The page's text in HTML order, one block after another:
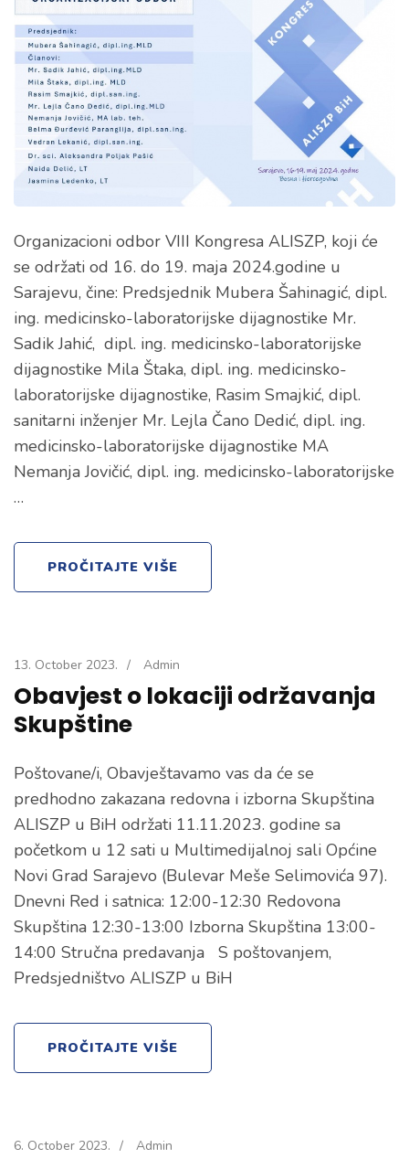
Organizacioni odbor VIII Kongresa ALISZP, koji će
se održati od 16. do 19. maja 2024.godine u
Sarajevu, čine: Predsjednik Mubera Šahinagić, dipl.
ing. medicinsko-laboratorijske dijagnostike Mr.
Sadik Jahić, dipl. ing. medicinsko-laboratorijske
dijagnostike Mila Štaka, dipl. ing. medicinsko-
laboratorijske dijagnostike, Rasim Smajkić, dipl.
sanitarni inženjer Mr. Lejla Čano Dedić, dipl. ing.
medicinsko-laboratorijske dijagnostike MA
Nemanja Jovičić, dipl. ing. medicinsko-laboratorijske
…
PROČITAJTE VIŠE
13. October 2023. / Admin
Obavjest o lokaciji održavanja
Skupštine
Poštovane/i, Obavještavamo vas da će se
predhodno zakazana redovna i izborna Skupština
ALISZP u BiH održati 11.11.2023. godine sa
početkom u 12 sati u Multimedijalnoj sali Općine
Novi Grad Sarajevo (Bulevar Meše Selimovića 97).
Dnevni Red i satnica: 12:00-12:30 Redovona
Skupština 12:30-13:00 Izborna Skupština 13:00-
14:00 Stručna predavanja S poštovanjem,
Predsjedništvo ALISZP u BiH
PROČITAJTE VIŠE
6. October 2023. / Admin